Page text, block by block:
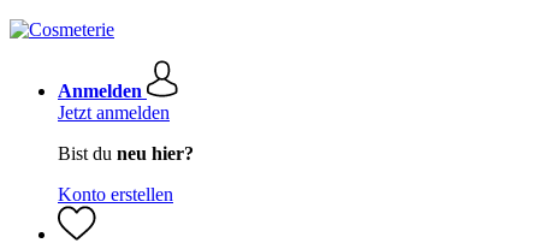
Anmelden
Jetzt anmelden
Bist du neu hier?
Konto erstellen